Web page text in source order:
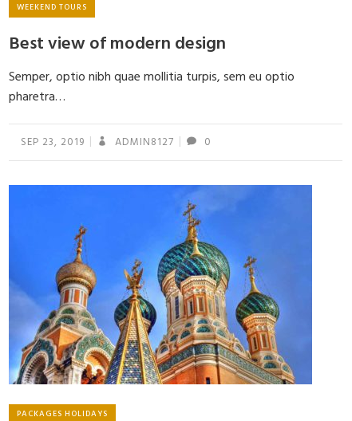
WEEKEND TOURS
Best view of modern design
Semper, optio nibh quae mollitia turpis, sem eu optio
pharetra…
SEP 23, 2019 ADMIN8127 0
PACKAGES HOLIDAYS